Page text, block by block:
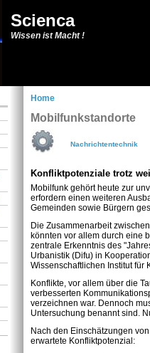
Scienca
Wissen ist Macht !
Home
Mobilfunkstandorte
Nachrichtentechnik
Konfliktpotenziale trotz
Mobilfunk gehört heute zur
erfordern einen weiteren
Gemeinden sowie Bürgern
Die Zusammenarbeit
könnten vor allem durch eine
zentrale Erkenntnis des
Urbanistik (Difu) in
Wissenschaftlichen Institut für
Konflikte, vor allem über die
verbesserten
verzeichnen war. Dennoch
Untersuchung benannt sind.
Nach den Einschätzungen
erwartete Konfliktpotenzial: